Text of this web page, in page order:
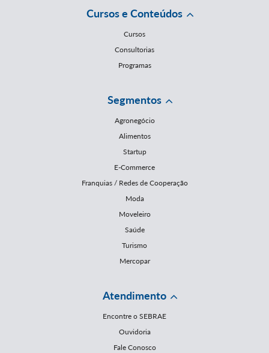
Cursos e Conteúdos
Cursos
Consultorias
Programas
Segmentos
Agronegócio
Alimentos
Startup
E-Commerce
Franquias / Redes de Cooperação
Moda
Moveleiro
Saúde
Turismo
Mercopar
Atendimento
Encontre o SEBRAE
Ouvidoria
Fale Conosco